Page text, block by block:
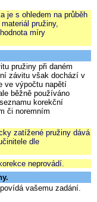
je s ohledem na průběh
pružiny,
míry
pružiny při daném
závitu však dochází v
ve výpočtu napětí
běžně používáno
korekční
či noremním
zatížené pružiny dává
dle
neprovádí.
vašemu zadání.